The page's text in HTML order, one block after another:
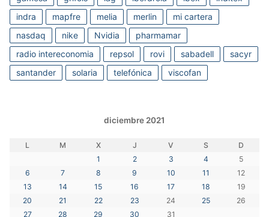
indra
mapfre melia merlin
mi cartera
nasdaq
nike Nvidia
pharmamar
radio intereconomia
repsol rovi sabadell
sacyr
santander
solaria telefónica viscofan
diciembre 2021
L M X J V S
D
1
2 3 4
5
6
7 8 9 10 11
12
13
14 15 16 17 18
19
20
21 22 23 24 25
26
27
28 29 30 31